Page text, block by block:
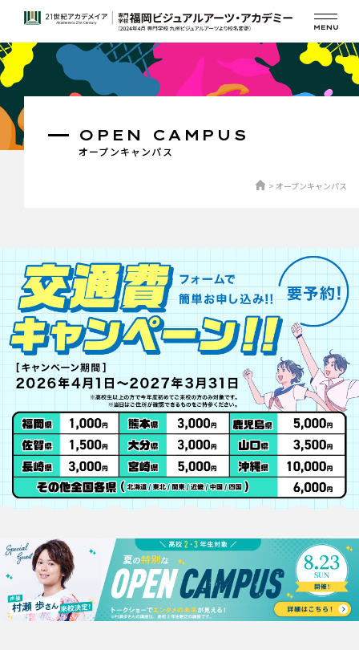
オープンキャンパス
OPEN CAMPUS
オープンキャンパス